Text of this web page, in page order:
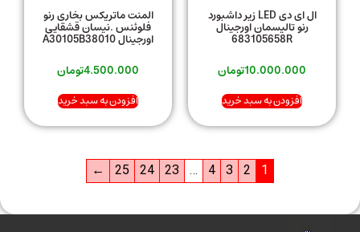
ال ای دی LED زیر داشبورد
رنو تالیسمان اورجینال
683105658R
10.000.000تومان
افزودن به سبد خرید
المنت ماتریکس بخاری رنو
فلوئنس .نیسان قشقایی
اورجینال A30105B38010
4.500.000تومان
افزودن به سبد خرید
1
2
3
4
…
23
24
25
←